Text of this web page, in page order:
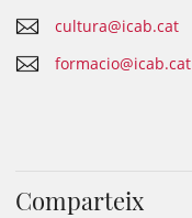
cultura@icab.cat
formacio@icab.cat
Comparteix